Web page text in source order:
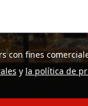
con fines
y la política de